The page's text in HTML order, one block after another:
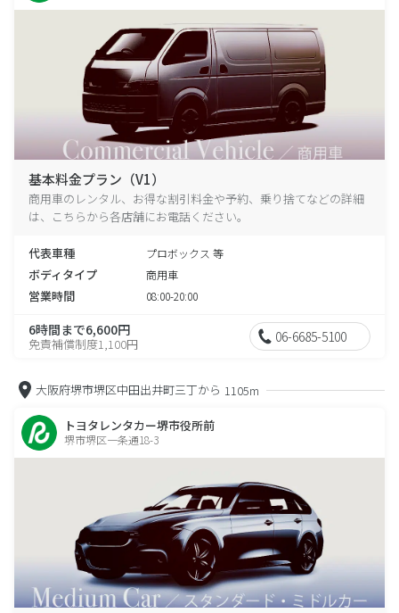
基本料金プラン（V1）
商用車のレンタル、お得な割引料金や予約、乗り捨てなどの詳細
は、こちらから各店舗にお電話ください。
代表車種 プロボックス 等
ボディタイプ 商用車
営業時間 08:00-20:00
6時間まで6,600円
免責補償制度1,100円 06-6685-5100
大阪府堺市堺区中田出井町三丁から 1105m
トヨタレンタカー堺市役所前
堺市堺区一条通18-3